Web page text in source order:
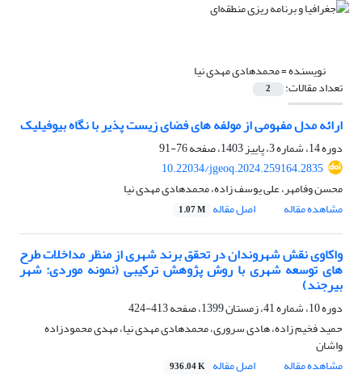
نویسنده =محمدهادی مهدی نیا
تعداد مقالات: 2
ارائه مدل مفهومی از مولفه های فضای زیست پذیر با نگاه بیوفیلیک
دوره 14، شماره 3، پاییز 1403، صفحه
76-91
10.22034/jgeoq.2024.259164.2835
محسن وفامهر، علی یوسف زاده، محمدهادی مهدی نیا
مشاهده مقاله
اصل مقاله 1.07 M
واکاوی نقش شهروندان در تحقق برند شهری از منظر مداخلات طرح
های توسعه شهری با روش پژوهش ترکیبی (نمونه موردی: شهر
بیرجند)
دوره 10، شماره 41، زمستان 1399، صفحه
413-424
حمید فخیم زاده، هادی سروری، محمدهادی مهدی نیا، مهدی محمودزاده
واشان
مشاهده مقاله
اصل مقاله 936.04 K